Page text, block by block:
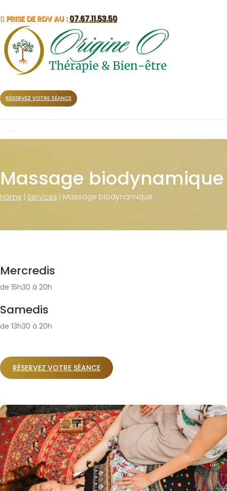
PRISE DE RDV AU :07.67.11.53.50
RÉSERVEZ VOTRE SÉANCE
Massage biodynamique
Home Services Massage biodynamique
Mercredis
de 15h30 à 20h
Samedis
de 13h30 à 20h
RÉSERVEZ VOTRE SÉANCE